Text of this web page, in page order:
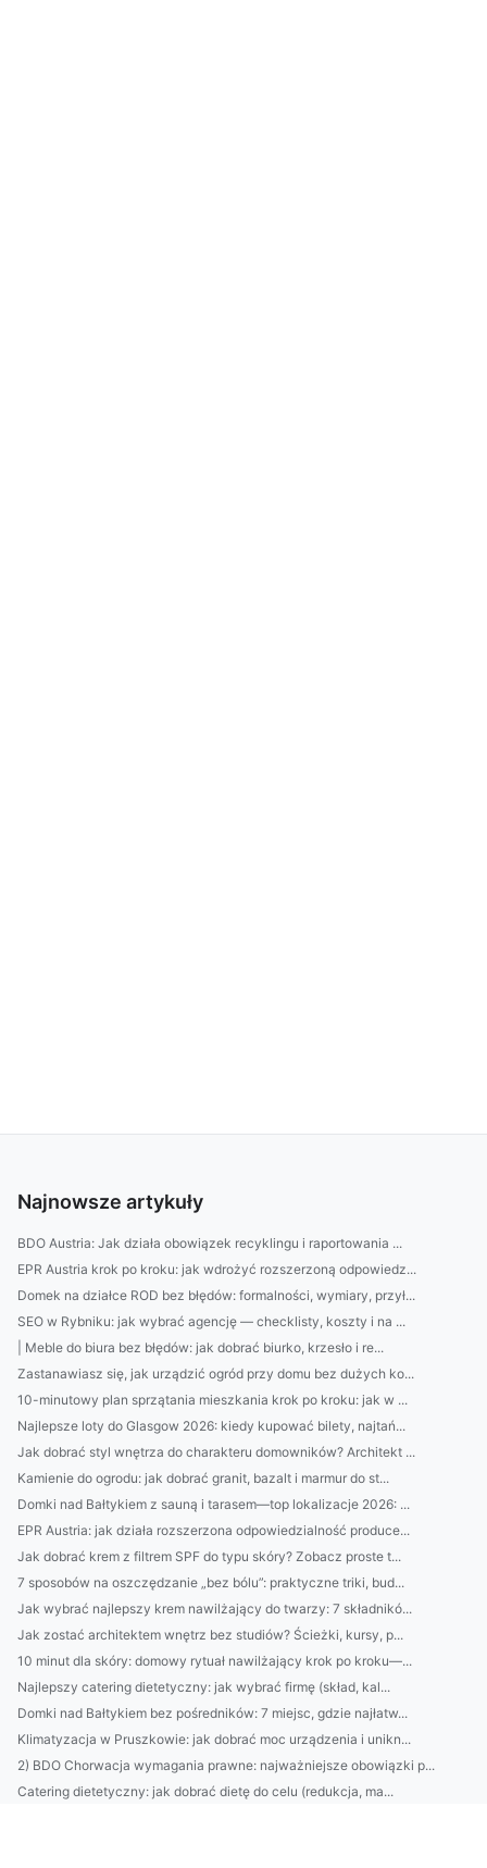
Najnowsze artykuły
BDO Austria: Jak działa obowiązek recyklingu i raportowania ...
EPR Austria krok po kroku: jak wdrożyć rozszerzoną odpowiedz...
Domek na działce ROD bez błędów: formalności, wymiary, przył...
SEO w Rybniku: jak wybrać agencję — checklisty, koszty i na ...
| Meble do biura bez błędów: jak dobrać biurko, krzesło i re...
Zastanawiasz się, jak urządzić ogród przy domu bez dużych ko...
10-minutowy plan sprzątania mieszkania krok po kroku: jak w ...
Najlepsze loty do Glasgow 2026: kiedy kupować bilety, najtań...
Jak dobrać styl wnętrza do charakteru domowników? Architekt ...
Kamienie do ogrodu: jak dobrać granit, bazalt i marmur do st...
Domki nad Bałtykiem z sauną i tarasem—top lokalizacje 2026: ...
EPR Austria: jak działa rozszerzona odpowiedzialność produce...
Jak dobrać krem z filtrem SPF do typu skóry? Zobacz proste t...
7 sposobów na oszczędzanie „bez bólu”: praktyczne triki, bud...
Jak wybrać najlepszy krem nawilżający do twarzy: 7 składnikó...
Jak zostać architektem wnętrz bez studiów? Ścieżki, kursy, p...
10 minut dla skóry: domowy rytuał nawilżający krok po kroku—...
Najlepszy catering dietetyczny: jak wybrać firmę (skład, kal...
Domki nad Bałtykiem bez pośredników: 7 miejsc, gdzie najłatw...
Klimatyzacja w Pruszkowie: jak dobrać moc urządzenia i unikn...
2) BDO Chorwacja wymagania prawne: najważniejsze obowiązki p...
Catering dietetyczny: jak dobrać dietę do celu (redukcja, ma...